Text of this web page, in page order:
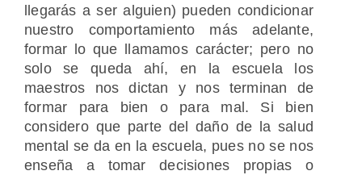
llegarás a ser alguien) pueden condicionar
nuestro comportamiento más adelante,
formar lo que llamamos carácter; pero no
solo se queda ahí, en la escuela los
maestros nos dictan y nos terminan de
formar para bien o para mal. Si bien
considero que parte del daño de la salud
mental se da en la escuela, pues no se nos
enseña a tomar decisiones propias o